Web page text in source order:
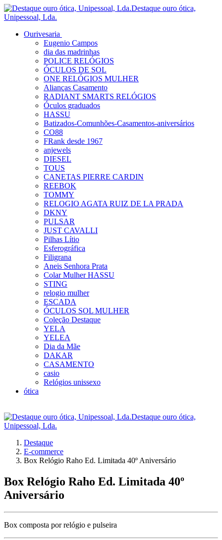
Destaque ouro ótica,
Unipessoal, Lda.
Ourivesaria
Eugenio Campos
dia das madrinhas
POLICE RELÓGIOS
ÓCULOS DE SOL
ONE RELÓGIOS MULHER
Alianças Casamento
RADIANT SMARTS RELÓGIOS
Óculos graduados
HASSU
Batizados-Comunhões-Casamentos-aniversários
CO88
FRank desde 1967
anjewels
DIESEL
TOUS
CANETAS PIERRE CARDIN
REEBOK
TOMMY
RELOGIO AGATA RUIZ DE LA PRADA
DKNY
PULSAR
JUST CAVALLI
Pilhas Lítio
Esferográfica
Filigrana
Aneis Senhora Prata
Colar Mulher HASSU
STING
relogio mulher
ESCADA
ÓCULOS SOL MULHER
Coleção Destaque
YELA
YELEA
Dia da Mãe
DAKAR
CASAMENTO
casio
Relógios unissexo
ótica
Destaque ouro ótica,
Unipessoal, Lda.
Destaque
E-commerce
Box Relógio Raho Ed. Limitada 40º Aniversário
Box Relógio Raho Ed. Limitada 40º
Aniversário
Box composta por relógio e pulseira